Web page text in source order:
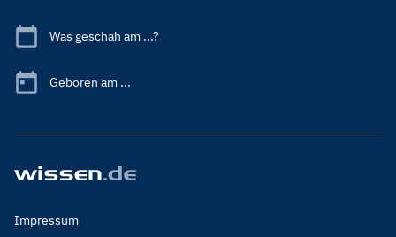
Was geschah am ...?
Geboren am ...
Footer
Impressum